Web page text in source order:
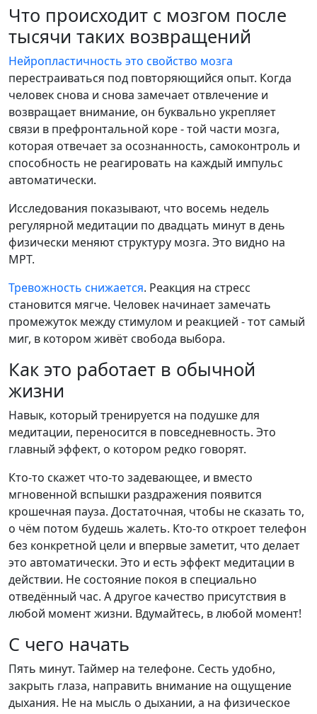
Что происходит с мозгом после
тысячи таких возвращений
Нейропластичность это свойство мозга
перестраиваться под повторяющийся опыт. Когда
человек снова и снова замечает отвлечение и
возвращает внимание, он буквально укрепляет
связи в префронтальной коре - той части мозга,
которая отвечает за осознанность, самоконтроль и
способность не реагировать на каждый импульс
автоматически.
Исследования показывают, что восемь недель
регулярной медитации по двадцать минут в день
физически меняют структуру мозга. Это видно на
МРТ.
Тревожность снижается. Реакция на стресс
становится мягче. Человек начинает замечать
промежуток между стимулом и реакцией - тот самый
миг, в котором живёт свобода выбора.
Как это работает в обычной
жизни
Навык, который тренируется на подушке для
медитации, переносится в повседневность. Это
главный эффект, о котором редко говорят.
Кто-то скажет что-то задевающее, и вместо
мгновенной вспышки раздражения появится
крошечная пауза. Достаточная, чтобы не сказать то,
о чём потом будешь жалеть. Кто-то откроет телефон
без конкретной цели и впервые заметит, что делает
это автоматически. Это и есть эффект медитации в
действии. Не состояние покоя в специально
отведённый час. А другое качество присутствия в
любой момент жизни. Вдумайтесь, в любой момент!
С чего начать
Пять минут. Таймер на телефоне. Сесть удобно,
закрыть глаза, направить внимание на ощущение
дыхания. Не на мысль о дыхании, а на физическое